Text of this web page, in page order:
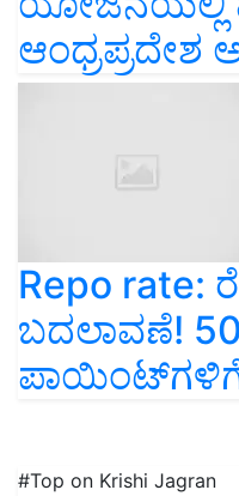
ಆಂಧ್ರಪ್ರದೇಶ
Repo rate:
ಬದಲಾವಣೆ!
#Top on Krishi Jagran